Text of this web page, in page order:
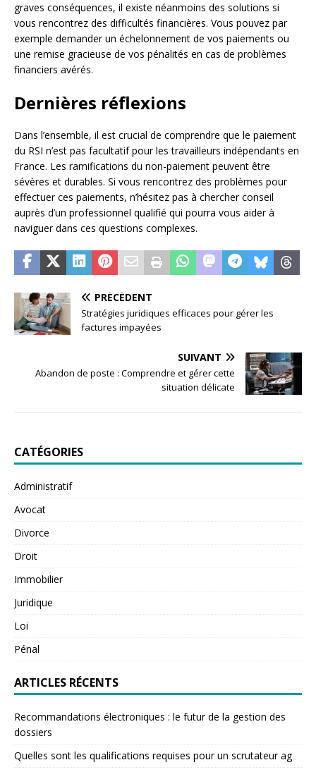
graves conséquences, il existe néanmoins des solutions si
vous rencontrez des difficultés financières. Vous pouvez par
exemple demander un échelonnement de vos paiements ou
une remise gracieuse de vos pénalités en cas de problèmes
financiers avérés.
Dernières réflexions
Dans l’ensemble, il est crucial de comprendre que le paiement
du RSI n’est pas facultatif pour les travailleurs indépendants en
France. Les ramifications du non-paiement peuvent être
sévères et durables. Si vous rencontrez des problèmes pour
effectuer ces paiements, n’hésitez pas à chercher conseil
auprès d’un professionnel qualifié qui pourra vous aider à
naviguer dans ces questions complexes.
PRÉCÉDENT
Stratégies juridiques efficaces pour gérer les
factures impayées
SUIVANT
Abandon de poste : Comprendre et gérer cette
situation délicate
CATÉGORIES
Administratif
Avocat
Divorce
Droit
Immobilier
Juridique
Loi
Pénal
ARTICLES RÉCENTS
Recommandations électroniques : le futur de la gestion des
dossiers
Quelles sont les qualifications requises pour un scrutateur ag